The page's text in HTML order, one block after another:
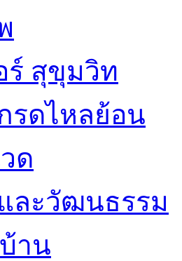
ร์ สุขุมวิท
รดไหลย้อน
ด
ละวัฒนธรรม
าน